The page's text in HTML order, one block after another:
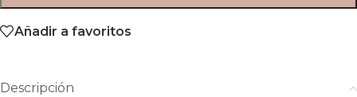
Añadir a favoritos
Descripción